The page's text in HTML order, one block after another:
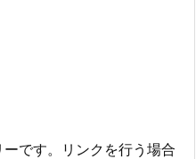
です。リンクを行う場合